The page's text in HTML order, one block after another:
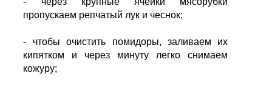
пропускаем репчатый лук и чеснок;
- чтобы очистить помидоры, заливаем их
кипятком и через минуту легко снимаем
кожуру;